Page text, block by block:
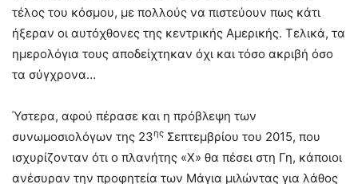
τέλος του κόσμου, με πολλούς να πιστεύουν πως κάτι
ήξεραν οι αυτόχθονες της κεντρικής Αμερικής. Τελικά, τα
ημερολόγια τους αποδείχτηκαν όχι και τόσο ακριβή όσο
τα σύγχρονα…
Ύστερα, αφού πέρασε και η πρόβλεψη των
συνωμοσιολόγων της 23ης Σεπτεμβρίου του 2015, που
ισχυρίζονταν ότι ο πλανήτης «Χ» θα πέσει στη Γη, κάποιοι
ανέσυραν την προφητεία των Μάγια μιλώντας για λάθος